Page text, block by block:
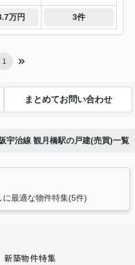
万円 3件
1
まとめてお問い合わせ
宇治線 観月橋駅の戸建(売買)一覧
に最適な物件特集(5件)
新築物件特集